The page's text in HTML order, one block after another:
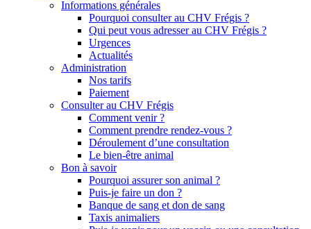
Informations générales
Pourquoi consulter au CHV Frégis ?
Qui peut vous adresser au CHV Frégis ?
Urgences
Actualités
Administration
Nos tarifs
Paiement
Consulter au CHV Frégis
Comment venir ?
Comment prendre rendez-vous ?
Déroulement d’une consultation
Le bien-être animal
Bon à savoir
Pourquoi assurer son animal ?
Puis-je faire un don ?
Banque de sang et don de sang
Taxis animaliers